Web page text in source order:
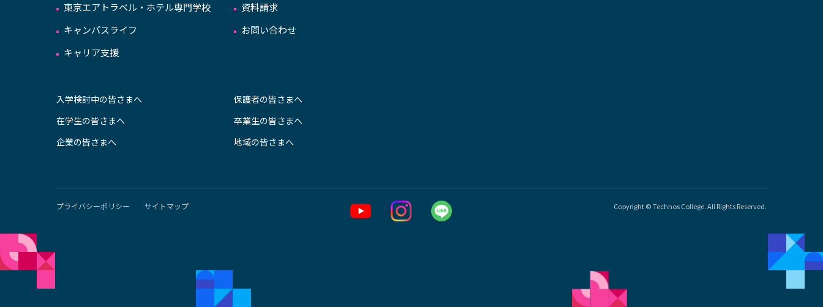
東京エアトラベル・ホテル専門学校
キャンパスライフ
キャリア支援
資料請求
お問い合わせ
入学検討中の皆さまへ
在学生の皆さまへ
企業の皆さまへ
保護者の皆さまへ
卒業生の皆さまへ
地域の皆さまへ
プライバシーポリシー サイトマップ Copyright © Technos College. All Rights Reserved.